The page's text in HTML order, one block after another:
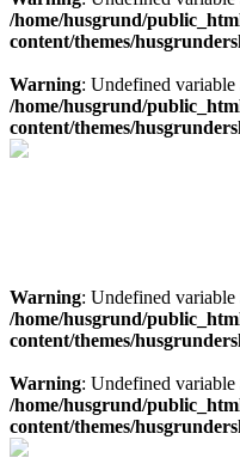
/home/husgrund/
content/themes/
Warning: Undefined
/home/husgrund/
content/themes/
Warning: Undefined variable
/home/husgrund/
content/themes/
Warning: Undefined
/home/husgrund/
content/themes/